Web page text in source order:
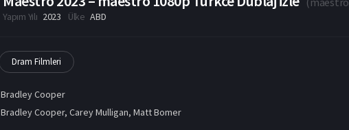
Yapım Yılı 2023 Ülke ABD
Dram Filmleri
Bradley Cooper
Bradley Cooper,Carey Mulligan,Matt Bomer